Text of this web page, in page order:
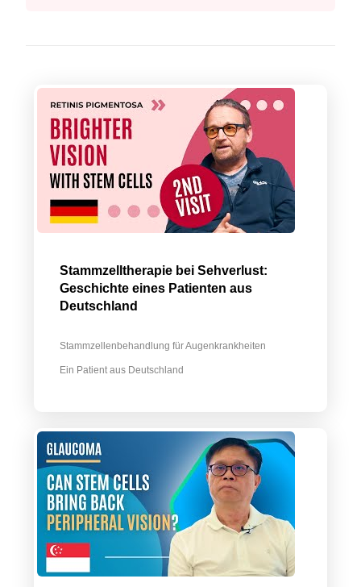
Stammzelltherapie bei Sehverlust:
Geschichte eines Patienten aus
Deutschland
Stammzellenbehandlung für Augenkrankheiten
Ein Patient aus Deutschland